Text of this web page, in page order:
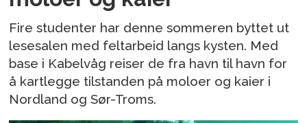
Fire studenter har denne sommeren byttet ut
lesesalen med feltarbeid langs kysten. Med
base i Kabelvåg reiser de fra havn til havn for
å kartlegge tilstanden på moloer og kaier i
Nordland og Sør-Troms.